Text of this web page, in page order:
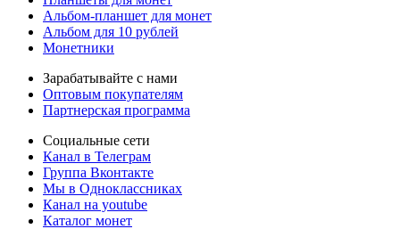
Альбом-планшет для монет
Альбом для 10 рублей
Монетники
Зарабатывайте с нами
Оптовым покупателям
Партнерская программа
Социальные сети
Канал в Телеграм
Группа Вконтакте
Мы в Одноклассниках
Канал на youtube
Каталог монет